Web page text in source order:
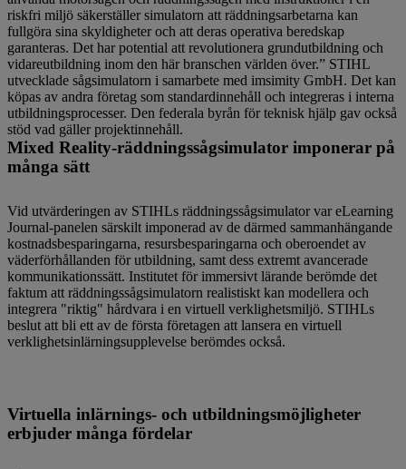
riskfri miljö säkerställer simulatorn att räddningsarbetarna kan
fullgöra sina skyldigheter och att deras operativa beredskap
garanteras. Det har potential att revolutionera grundutbildning och
vidareutbildning inom den här branschen världen över.” STIHL
utvecklade sågsimulatorn i samarbete med imsimity GmbH. Det kan
köpas av andra företag som standardinnehåll och integreras i interna
utbildningsprocesser. Den federala byrån för teknisk hjälp gav också
stöd vad gäller projektinnehåll.
Mixed Reality-räddningssågsimulator imponerar på
många sätt
Vid utvärderingen av STIHLs räddningssågsimulator var eLearning
Journal-panelen särskilt imponerad av de därmed sammanhängande
kostnadsbesparingarna, resursbesparingarna och oberoendet av
väderförhållanden för utbildning, samt dess extremt avancerade
kommunikationssätt. Institutet för immersivt lärande berömde det
faktum att räddningssågsimulatorn realistiskt kan modellera och
integrera "riktig" hårdvara i en virtuell verklighetsmiljö. STIHLs
beslut att bli ett av de första företagen att lansera en virtuell
verklighetsinlärningsupplevelse berömdes också.
Virtuella inlärnings- och utbildningsmöjligheter
erbjuder många fördelar